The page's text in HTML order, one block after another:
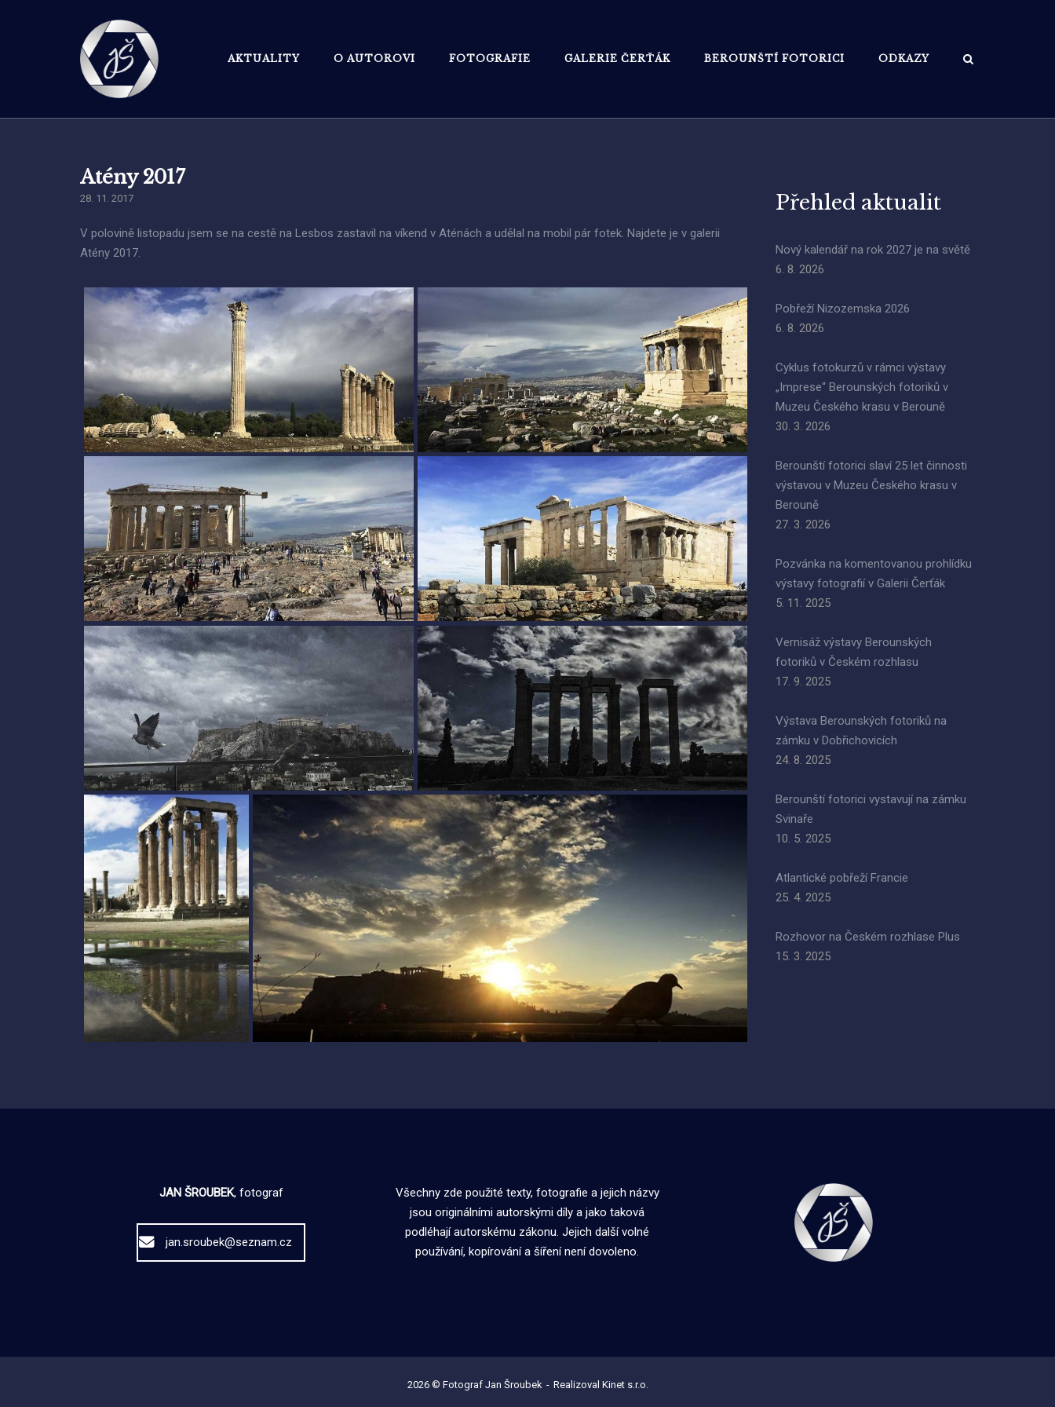
AKTUALITY O AUTOROVI FOTOGRAFIE GALERIE ČERŤÁK BEROUNŠTÍ FOTORICI ODKAZY
Atény 2017
28. 11. 2017
V polovině listopadu jsem se na cestě na Lesbos zastavil na víkend v Aténách a udělal na mobil pár fotek. Najdete je v galerii
Atény 2017.
Přehled aktualit
Nový kalendář na rok 2027 je na světě
6. 8. 2026
Pobřeží Nizozemska 2026
6. 8. 2026
Cyklus fotokurzů v rámci výstavy
„Imprese“ Berounských fotoriků v
Muzeu Českého krasu v Berouně
30. 3. 2026
Berounští fotorici slaví 25 let činnosti
výstavou v Muzeu Českého krasu v
Berouně
27. 3. 2026
Pozvánka na komentovanou prohlídku
výstavy fotografií v Galerii Čerťák
5. 11. 2025
Vernisáž výstavy Berounských
fotoriků v Českém rozhlasu
17. 9. 2025
Výstava Berounských fotoriků na
zámku v Dobřichovicích
24. 8. 2025
Berounští fotorici vystavují na zámku
Svinaře
10. 5. 2025
Atlantické pobřeží Francie
25. 4. 2025
Rozhovor na Českém rozhlase Plus
15. 3. 2025
JAN ŠROUBEK, fotograf
jan.sroubek@seznam.cz
Všechny zde použité texty, fotografie a jejich názvy
jsou originálními autorskými díly a jako taková
podléhají autorskému zákonu. Jejich další volné
používání, kopírování a šíření není dovoleno.
2026 © Fotograf Jan Šroubek Realizoval Kinet s.r.o.